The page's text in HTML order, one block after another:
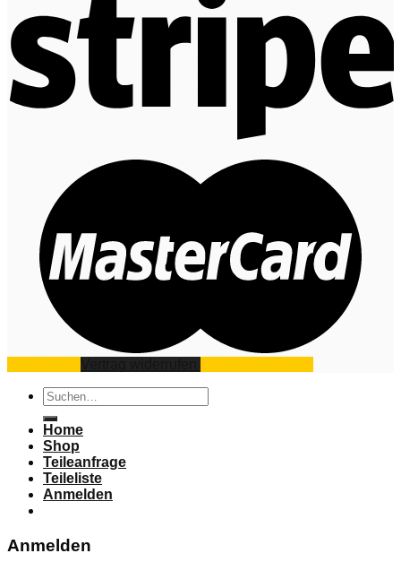
Suchen
nach:
Home
Shop
Teileanfrage
Teileliste
Anmelden
Anmelden